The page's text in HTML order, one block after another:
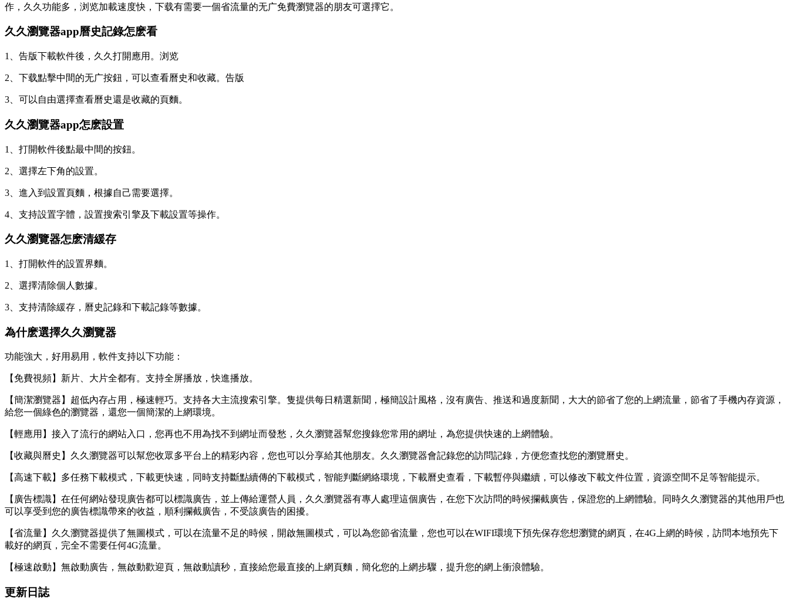
作，久久功能多，浏览加載速度快，下载有需要一個省流量的无广免費瀏覽器的朋友可選擇它。
久久瀏覽器app曆史記錄怎麽看
1、告版下載軟件後，久久 打開應用。浏览
2、下载點擊中間的无广按鈕，可以查看曆史和收藏。告版
3、可以自由選擇查看曆史還是收藏的頁麵。
久久瀏覽器app怎麽設置
1、打開軟件後點最中間的按鈕。
2、選擇左下角的設置。
3、進入到設置頁麵，根據自己需要選擇。
4、支持設置字體，設置搜索引擎及下載設置等操作。
久久瀏覽器怎麽清緩存
1、打開軟件的設置界麵。
2、選擇清除個人數據。
3、支持清除緩存，曆史記錄和下載記錄等數據。
為什麽選擇久久瀏覽器
功能強大，好用易用，軟件支持以下功能：
【免費視頻】新片、大片全都有。支持全屏播放，快進播放。
【簡潔瀏覽器】超低內存占用，極速輕巧。支持各大主流搜索引擎。隻提供每日精選新聞，極簡設計風格，沒有廣告、推送和過度新聞，大大的節省了您的上網流量，節省了手機內存資源，
給您一個綠色的瀏覽器，還您一個簡潔的上網環境。
【輕應用】接入了流行的網站入口，您再也不用為找不到網址而發愁，久久瀏覽器幫您搜錄您常用的網址，為您提供快速的上網體驗。
【收藏與曆史】久久瀏覽器可以幫您收眾多平台上的精彩內容，您也可以分享給其他朋友。久久瀏覽器會記錄您的訪問記錄，方便您查找您的瀏覽曆史。
【高速下載】多任務下載模式，下載更快速，同時支持斷點續傳的下載模式，智能判斷網絡環境，下載曆史查看，下載暫停與繼續，可以修改下載文件位置，資源空間不足等智能提示。
【廣告標識】在任何網站發現廣告都可以標識廣告，並上傳給運營人員，久久瀏覽器有專人處理這個廣告，在您下次訪問的時候攔截廣告，保證您的上網體驗。同時久久瀏覽器的其他用戶也
可以享受到您的廣告標識帶來的收益，順利攔截廣告，不受該廣告的困擾。
【省流量】久久瀏覽器提供了無圖模式，可以在流量不足的時候，開啟無圖模式，可以為您節省流量，您也可以在WIFI環境下預先保存您想瀏覽的網頁，在4G上網的時候，訪問本地預先下
載好的網頁，完全不需要任何4G流量。
【極速啟動】無啟動廣告，無啟動歡迎頁，無啟動讀秒，直接給您最直接的上網頁麵，簡化您的上網步驟，提升您的網上衝浪體驗。
更新日誌